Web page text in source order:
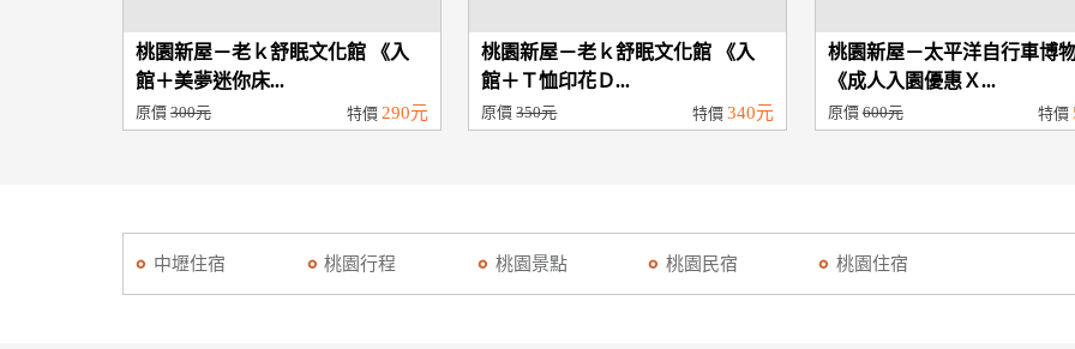
桃園新屋－老ｋ舒眠文化館 《入
館＋美夢迷你床...
原價 300元 特價 290元
桃園新屋－老ｋ舒眠文化館 《入
館＋Ｔ恤印花Ｄ...
原價350元 特價340元
桃園新屋－太平洋自行車博
《成人入園優惠Ｘ...
原價600元 特價
中壢住宿 桃園行程 桃園景點 桃園民宿 桃園住宿